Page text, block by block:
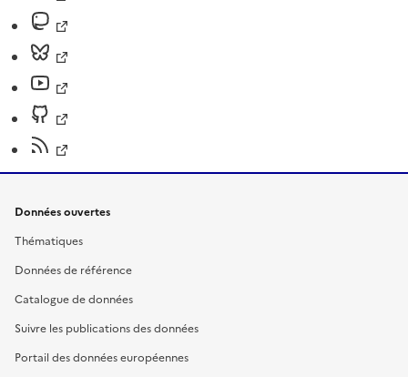
Données ouvertes
Thématiques
Données de référence
Catalogue de données
Suivre les publications des données
Portail des données européennes